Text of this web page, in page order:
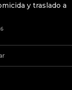
y traslado a